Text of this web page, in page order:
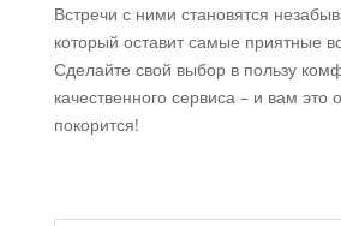
Встречи с ними становятся
который оставит самые приятные
Сделайте свой выбор в пользу
качественного сервиса – и вам это
покорится!